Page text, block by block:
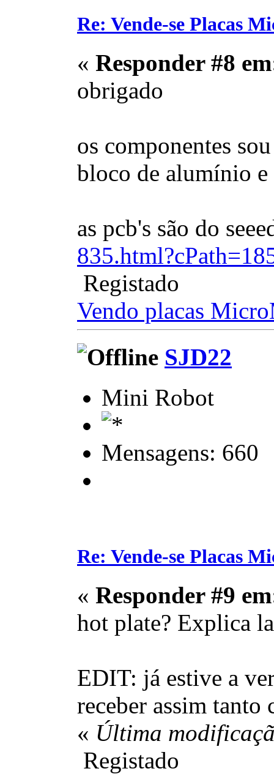
Re: Vende-se Placas
« Responder #8
obrigado
os componentes
bloco de alumínio e
as pcb's são do
Registado
Vendo placas
SJD22
Mini Robot
Mensagens: 660
Re: Vende-se Placas
« Responder #9
hot plate? Explica
EDIT: já estive a
receber assim tanto
« Última
Registado